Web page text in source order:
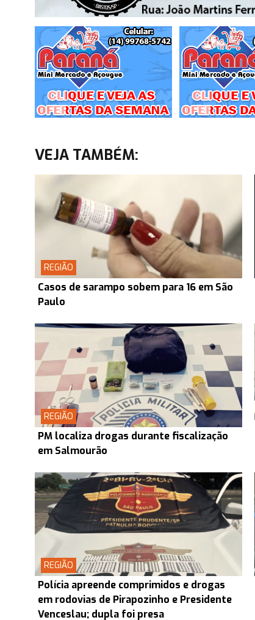
VEJA TAMBÉM:
REGIÃO
Casos de sarampo sobem para 16 em São
Paulo
REGIÃO
PM localiza drogas durante fiscalização
em Salmourão
REGIÃO
Polícia apreende comprimidos e drogas
em rodovias de Pirapozinho e Presidente
Venceslau; dupla foi presa